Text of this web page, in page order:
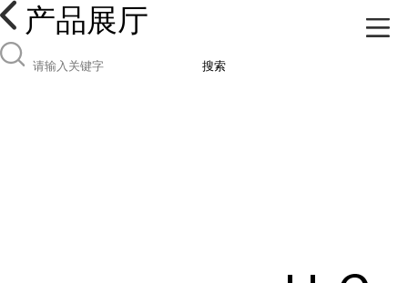
产品展厅
搜索